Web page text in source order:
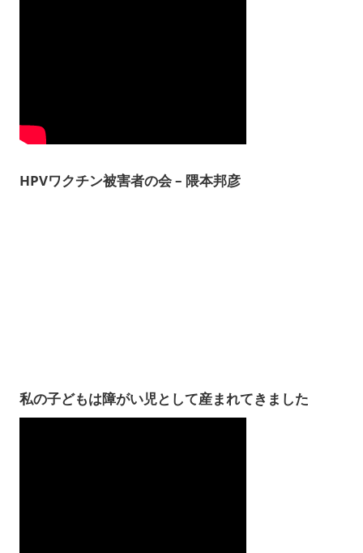
HPVワクチン被害者の会 – 隈本邦彦
私の子どもは障がい児として産まれてきました